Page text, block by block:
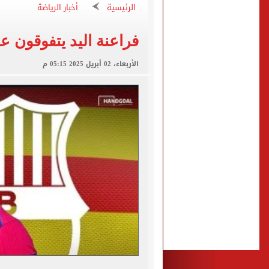
أسعار الذهب في مصر تتراجع.. وعيار 21
حكم تصوير الحوادث
محمد هنيدي فى رسالة
ما حكم رشّ المياه أمام
الرئيسية أخبار الرياضة
فراعنة اليد يتفوقون
الأربعاء، 02 أبريل 2025 05:15 م